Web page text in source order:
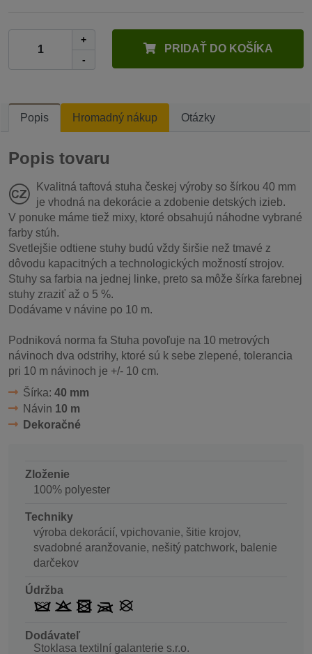
+
-
PRIDAŤ DO KOŠÍKA
Popis Hromadný nákup Otázky
Popis tovaru
Kvalitná taftová stuha českej výroby so šírkou 40 mm
je vhodná na dekorácie a zdobenie detských izieb.
V ponuke máme tiež mixy, ktoré obsahujú náhodne vybrané
farby stúh.
Svetlejšie odtiene stuhy budú vždy širšie než tmavé z
dôvodu kapacitných a technologických možností strojov.
Stuhy sa farbia na jednej linke, preto sa môže šírka farebnej
stuhy zraziť až o 5 %.
Dodávame v návine po 10 m.
Podniková norma fa Stuha povoľuje na 10 metrových
návinoch dva odstrihy, ktoré sú k sebe zlepené, tolerancia
pri 10 m návinoch je +/- 10 cm.
Šírka: 40 mm
Návin 10 m
Dekoračné
Zloženie
100% polyester
Techniky
výroba dekorácií, vpichovanie, šitie krojov,
svadobné aranžovanie, nešitý patchwork, balenie
darčekov
Údržba
Dodávateľ
Stoklasa textilní galanterie s.r.o.